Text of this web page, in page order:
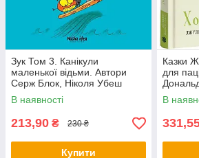
Зук Том 3. Канікули
маленької відьми. Автори
Серж Блок, Ніколя Убеш
В наявності
213,90 ₴ 230 ₴
Купити
Казки
для
В